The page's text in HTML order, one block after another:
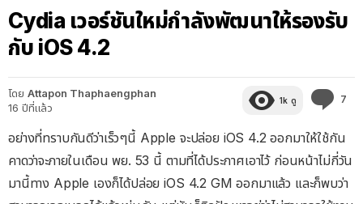
Cydia เวอร์ชันใหม่กำลังพัฒนาให้รองรับ
กับ iOS 4.2
โดย Attapon Thaphaengphan
16 ปีที่แล้ว
1k ดู 7
อย่างที่ทราบกันดีว่าเร็วๆนี้ Apple จะปล่อย iOS 4.2 ออกมาให้ใช้กัน
คาดว่าจะภายในเดือน พย. 53 นี้ ตามที่ได้ประกาศเอาไว้ ก่อนหน้าไม่กี่วัน
มานี้ทาง Apple เองก็ได้ปล่อย iOS 4.2 GM ออกมาแล้ว และก็พบว่า